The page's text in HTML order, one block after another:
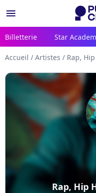
menu
Billetterie Star
Accueil / Artistes / Rap,
Rap, Hip